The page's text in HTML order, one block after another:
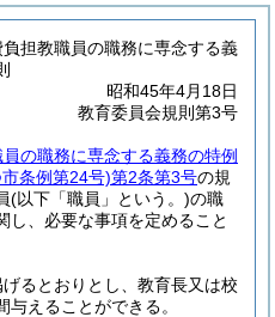
担教職員の職務に専念する義
昭和45年4月18日
教育委員会規則第3号
の職務に専念する義務の特例
条例第24号)第2条第3号の規
(以下「職員」という。)の職
し、必要な事項を定めること
るとおりとし、教育長又は校
えることができる。